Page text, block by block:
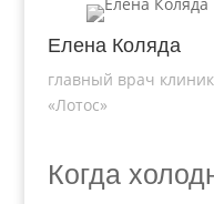
Елена Коляда
главный врач
«Лотос»
Когда